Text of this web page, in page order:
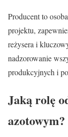
Producent to
projektu,
reżysera i
nadzorowanie
produkcyjnych i
Jaką rolę
azotowym?